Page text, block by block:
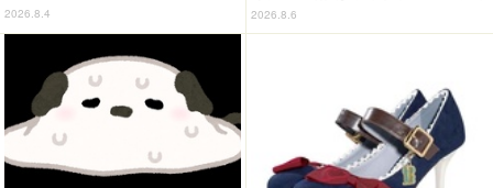
スタート
2026.8.4
ールド風呂敷も便利◎【予約開
始】
2026.8.6